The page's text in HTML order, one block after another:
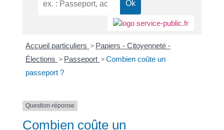
Accueil particuliers > Papiers - Citoyenneté -
Élections > Passeport >Combien coûte un
passeport ?
Question-réponse
Combien coûte un